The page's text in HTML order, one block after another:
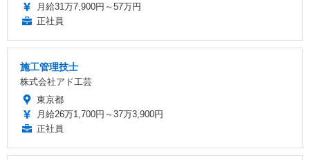
月給31万7,900円～57万円
正社員
施工管理技士
株式会社アド工芸
東京都
月給26万1,700円～37万3,900円
正社員